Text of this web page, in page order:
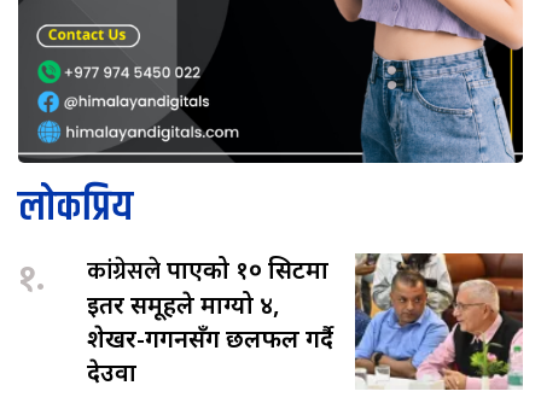
लोकप्रिय
१. कांग्रेसलेपाएको १० सिटमा
इतर समूहले माग्यो ४,
शेखर-गगनसँग छलफल गर्दै
देउवा